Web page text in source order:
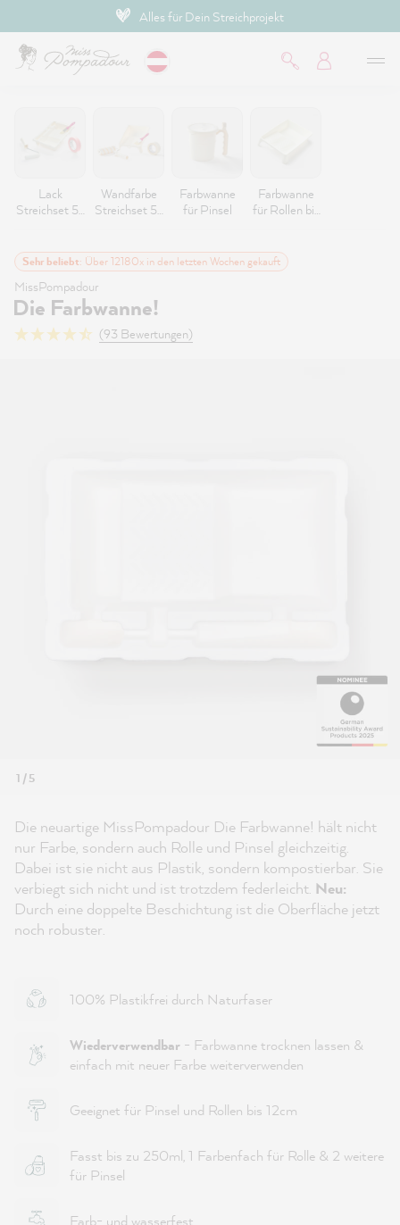
Alles für Dein Streichprojekt
Lack
Streichset 5-
Wandfarbe
Streichset 5-
Farbwanne
für Pinsel
Farbwanne
für Rollen bis
Sehr beliebt: Über 12180x in den letzten Wochen gekauft
MissPompadour
Die Farbwanne!
(93 Bewertungen)
1 / 5
Die neuartige MissPompadour Die Farbwanne! hält nicht
nur Farbe, sondern auch Rolle und Pinsel gleichzeitig.
Dabei ist sie nicht aus Plastik, sondern kompostierbar. Sie
verbiegt sich nicht und ist trotzdem federleicht. Neu:
Durch eine doppelte Beschichtung ist die Oberfläche jetzt
noch robuster.
100% Plastikfrei durch Naturfaser
Wiederverwendbar - Farbwanne trocknen lassen &
einfach mit neuer Farbe weiterverwenden
Geeignet für Pinsel und Rollen bis 12cm
Fasst bis zu 250ml, 1 Farbenfach für Rolle & 2 weitere
für Pinsel
Farb- und wasserfest